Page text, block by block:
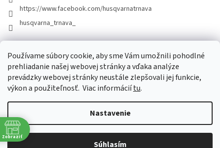
Používame súbory cookie, aby sme Vám umožnili pohodlné
prehliadanie našej webovej stránky a vďaka analýze
prevádzky webovej stránky neustále zlepšovali jej funkcie,
výkon a použiteľnosť. Viac informáciítu.
Nastavenie
Súhlasím
https://www.facebook.com/husqvarnatrnava
husqvarna_trnava_
Facebook
Vytvoril Shoptet
ŽÁKOVSKÝ. Všetky práva vyhradené.
Zobraziť